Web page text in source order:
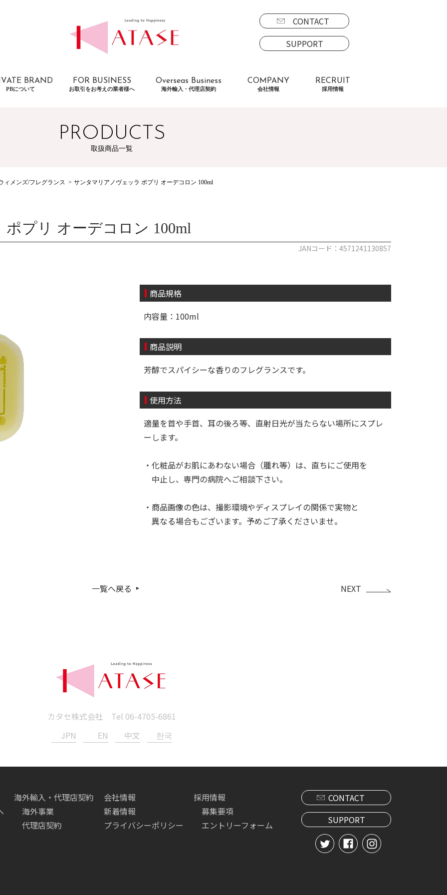
CONTACT
SUPPORT
BRAND
PBについて
FOR BUSINESS
お取引をお考えの業者様へ
Overseas Business
海外輸入・代理店契約
COMPANY
会社情報
RECRUIT
採用情報
PRODUCTS
取扱商品一覧
ィメンズ/フレグランス サンタマリアノヴェッラ ポプリ オーデコロン 100ml
プリ オーデコロン 100ml
JANコード：4571241130857
商品規格
内容量：100ml
商品説明
芳醇でスパイシーな香りのフレグランスです。
使用方法
適量を首や手首、耳の後ろ等、直射日光が当たらない場所にスプレ
ーします。
・化粧品がお肌にあわない場合（腫れ等）は、直ちにご使用を
中止し、専門の病院へご相談下さい。
・商品画像の色は、撮影環境やディスプレイの関係で実物と
異なる場合もございます。予めご了承くださいませ。
一覧へ戻る NEXT
カタセ株式会社 Tel 06-4705-6861
JPN
EN 中文 한국
海外輸入・代理店契約
海外事業
代理店契約
会社情報
新着情報
プライバシーポリシー
採用情報
募集要項
エントリーフォーム
CONTACT
SUPPORT